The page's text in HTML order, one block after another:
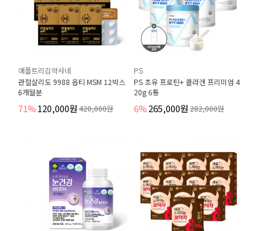
애플트리김약사네
관절살리도 9988 옵티 MSM 12박스
6개월분
71%120,000원 420,000원
PS
PS 초유 프로틴+ 콜라겐 프리미엄 4
20g 6통
6%265,000원 282,000원